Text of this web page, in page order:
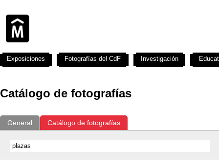
Catálogo de fotografías
General Catálogo de fotografías
Exposiciones Fotografías del CdF Investigación